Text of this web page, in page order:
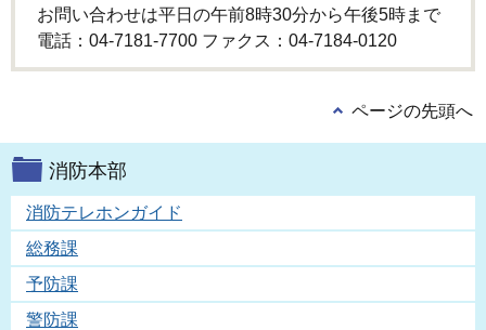
お問い合わせは平日の午前8時30分から午後5時まで
電話：04-7181-7700 ファクス：04-7184-0120
ページの先頭へ
消防本部
消防テレホンガイド
総務課
予防課
警防課